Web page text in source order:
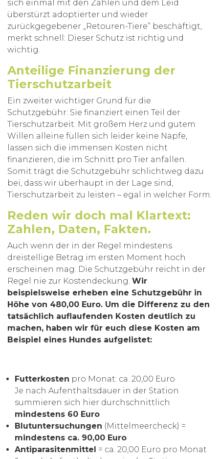
sich einmal mit den Zahlen und dem Leid
überstürzt adoptierter und wieder
zurückgegebener „Retouren-Tiere” beschäftigt,
merkt schnell: Dieser Schutz ist richtig und
wichtig.
Anteilige Finanzierung der
Tierschutzarbeit
Ein zweiter wichtiger Grund für die
Schutzgebühr: Sie finanziert einen Teil der
Tierschutzarbeit. Mit großem Herz und gutem
Willen alleine füllen sich leider keine Näpfe,
lassen sich die immensen Kosten nicht
finanzieren, die im Schnitt pro Tier anfallen.
Somit trägt die Schutzgebühr schlichtweg dazu
bei, dass wir überhaupt in der Lage sind,
Tierschutzarbeit zu leisten – egal in welcher Form.
Reden wir doch mal Klartext:
Zahlen, Daten, Fakten.
Auch wenn der in der Regel mindestens
dreistellige Betrag im ersten Moment hoch
erscheinen mag: Die Schutzgebühr reicht in der
Regel nie zur Kostendeckung. Wir
beispielsweise erheben eine Schutzgebühr in
Höhe von 480,00 Euro. Um die Differenz zu den
tatsächlich auflaufenden Kosten deutlich zu
machen, haben wir für euch diese Kosten am
Beispiel eines Hundes aufgelistet:
Futterkosten pro Monat: ca. 20,00 Euro
Je nach Aufenthaltsdauer in der Station
summieren sich hier durchschnittlich
mindestens 60 Euro
Blutuntersuchungen (Mittelmeercheck) =
mindestens ca. 90,00 Euro
Antiparasitenmittel = ca. 20,00 Euro pro Monat